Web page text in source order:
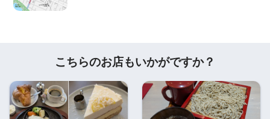
こちらのお店もいかがですか？